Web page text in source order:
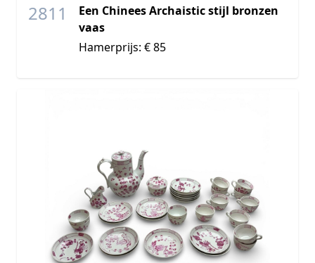
2811
Een Chinees Archaistic stijl bronzen
vaas
Hamerprijs: € 85